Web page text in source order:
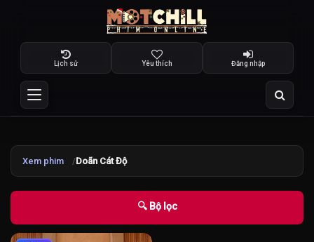
Lịch sử Yêu thích Đăng nhập
Xem phim Doãn Cát Độ
🔍 Bộ lọc